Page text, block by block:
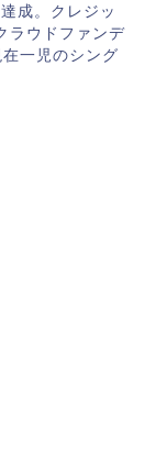
成。クレジッ
ラウドファンデ
一児のシング